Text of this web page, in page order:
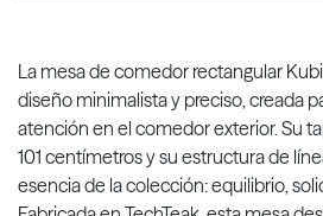
La mesa de comedor rectangular
diseño minimalista y preciso, creada
atención en el comedor exterior. Su
101 centímetros y su estructura de
esencia de la colección: equilibrio,